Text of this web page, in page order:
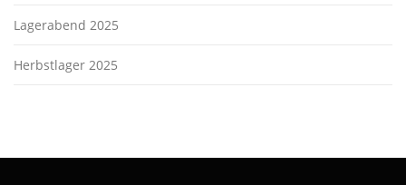
Lagerabend 2025
Herbstlager 2025